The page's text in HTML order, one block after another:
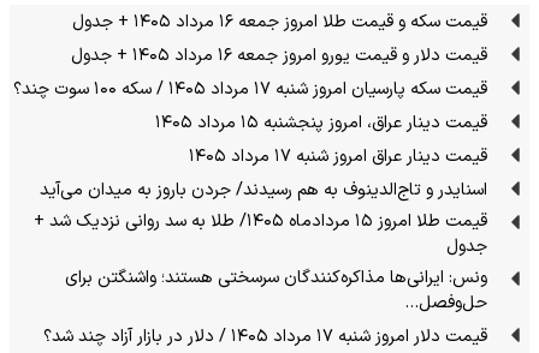
قیمت سکه و قیمت طلا امروز جمعه ۱۶ مرداد ۱۴۰۵ + جدول
قیمت دلار و قیمت یورو امروز جمعه ۱۶ مرداد ۱۴۰۵ + جدول
قیمت سکه پارسیان امروز شنبه ۱۷ مرداد ۱۴۰۵ / سکه ۱۰۰ سوت چند؟
قیمت دینار عراق، امروز پنجشنبه ۱۵ مرداد ۱۴۰۵
قیمت دینار عراق امروز شنبه ۱۷ مرداد ۱۴۰۵
اسنایدر و تاج‌الدینوف به هم رسیدند/ جردن باروز به میدان می‌آید
قیمت طلا امروز ۱۵ مردادماه ۱۴۰۵/ طلا به سد روانی نزدیک شد +
جدول
ونس: ایرانی‌ها مذاکره‌کنندگان سرسختی هستند؛ واشنگتن برای
حل‌وفصل…
قیمت دلار امروز شنبه ۱۷ مرداد ۱۴۰۵ / دلار در بازار آزاد چند شد؟